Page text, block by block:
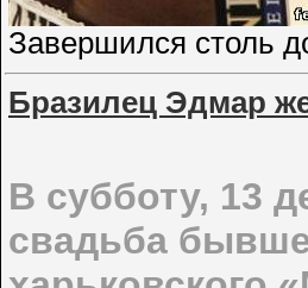
Завершился столь
Бразилец Эдмар
В субботу, 13
свадьба